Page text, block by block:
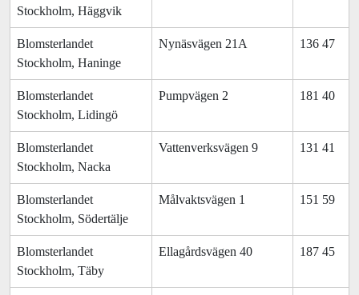
Stockholm, Häggvik
Blomsterlandet
Stockholm, Haninge
Nynäsvägen 21A 136 47
Blomsterlandet
Stockholm, Lidingö
Pumpvägen 2 181 40
Blomsterlandet
Stockholm, Nacka
Vattenverksvägen 9 131 41
Blomsterlandet
Stockholm, Södertälje
Målvaktsvägen 1 151 59
Blomsterlandet
Stockholm, Täby
Ellagårdsvägen 40 187 45